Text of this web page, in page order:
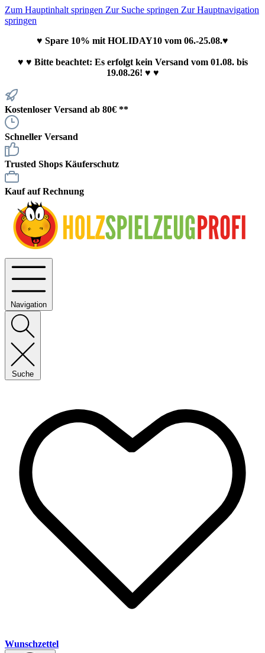
Zum Hauptinhalt springen Zur Suche springen Zur Hauptnavigation
springen
♥ Spare 10% mit HOLIDAY10 vom 06.-25.08.♥
♥ ♥ Bitte beachtet: Es erfolgt kein Versand vom 01.08. bis
19.08.26! ♥ ♥
Kostenloser Versand ab 80€ **
Schneller Versand
Trusted Shops Käuferschutz
Kauf auf Rechnung
Navigation
Suche
Wunschzettel